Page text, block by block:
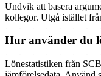
Undvik att basera
kollegor. Utgå istället
Hur använder du
Lönestatistiken från